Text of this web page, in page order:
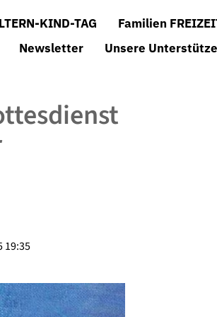
KIND-TAG Familien
Newsletter Unsere
19:35